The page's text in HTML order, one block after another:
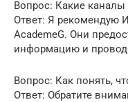
Вопрос: Какие
Ответ: Я рекомендую
AcademeG. Они
информацию и
Вопрос: Как понять,
Ответ: Обратите